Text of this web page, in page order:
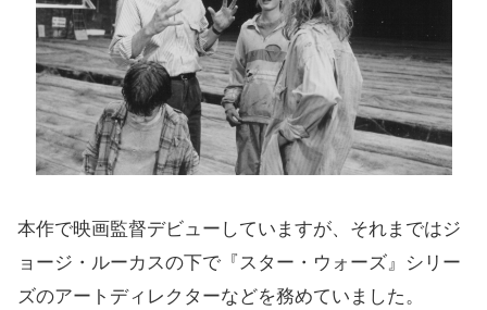
本作で映画監督デビューしていますが、それまではジ
ョージ・ルーカスの下で『スター・ウォーズ』シリー
ズのアートディレクターなどを務めていました。